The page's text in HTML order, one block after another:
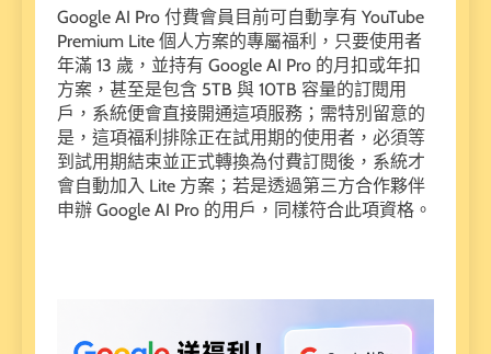
Google AI Pro 付費會員目前可自動享有 YouTube
Premium Lite 個人方案的專屬福利，只要使用者
年滿 13 歲，並持有 Google AI Pro 的月扣或年扣
方案，甚至是包含 5TB 與 10TB 容量的訂閱用
戶，系統便會直接開通這項服務；需特別留意的
是，這項福利排除正在試用期的使用者，必須等
到試用期結束並正式轉換為付費訂閱後，系統才
會自動加入 Lite 方案；若是透過第三方合作夥伴
申辦 Google AI Pro 的用戶，同樣符合此項資格。